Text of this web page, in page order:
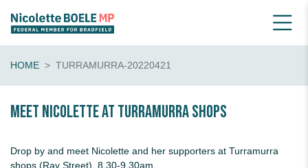
HOME TURRAMURRA-20220421
Meet Nicolette at Turramurra shops
Drop by and meet Nicolette and her supporters at Turramurra
shops (Ray Street), 8.30-9.30am.